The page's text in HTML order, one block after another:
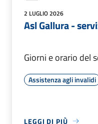
2 LUGLIO 2026
Asl Gallura -
Giorni e orario del
Assistenza agli invalidi
LEGGI DI PIÙ